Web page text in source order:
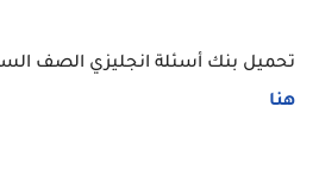
تحميل بنك أسئلة انجليزي الصف
هنا